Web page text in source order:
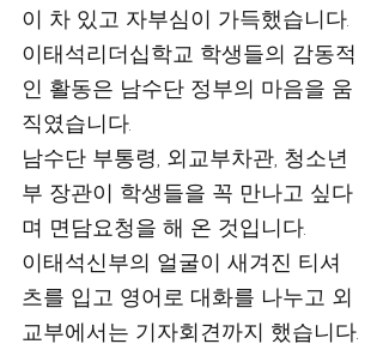
이 차 있고 자부심이 가득했습니다.
이태석리더십학교 학생들의 감동적
인 활동은 남수단 정부의 마음을 움
직였습니다.
남수단 부통령, 외교부차관, 청소년
부 장관이 학생들을 꼭 만나고 싶다
며 면담요청을 해 온 것입니다.
이태석신부의 얼굴이 새겨진 티셔
츠를 입고 영어로 대화를 나누고 외
교부에서는 기자회견까지 했습니다.